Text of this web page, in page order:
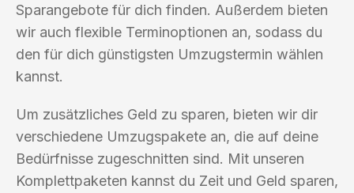
Sparangebote für dich finden. Außerdem bieten
wir auch flexible Terminoptionen an, sodass du
den für dich günstigsten Umzugstermin wählen
kannst.
Um zusätzliches Geld zu sparen, bieten wir dir
verschiedene Umzugspakete an, die auf deine
Bedürfnisse zugeschnitten sind. Mit unseren
Komplettpaketen kannst du Zeit und Geld sparen,